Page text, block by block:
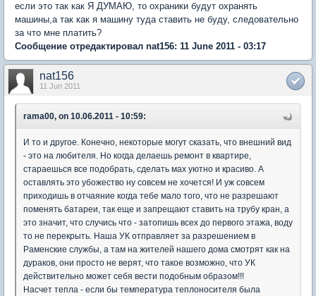
если это так как Я ДУМАЮ, то охраники будут охранять
машины,а так как я машину туда ставить не буду, следовательно
за что мне платить?
Сообщение отредактировал nat156: 11 June 2011 - 03:17
nat156
11 Jun 2011
rama00, on 10.06.2011 - 10:59:
И то и другое. Конечно, некоторые могут сказать, что внешний вид
- это на любителя. Но когда делаешь ремонт в квартире,
стараешься все подобрать, сделать мах уютно и красиво. А
оставлять это убожество ну совсем не хочется! И уж совсем
приходишь в отчаяние когда тебе мало того, что не разрешают
поменять батареи, так еще и запрещают ставить на трубу кран, а
это значит, что случись что - затопишь всех до первого этажа, воду
то не перекрыть. Наша УК отправляет за разрешением в
Раменские службы, а там на жителей нашего дома смотрят как на
дураков, они просто не верят, что такое возможно, что УК
действительно может себя вести подобным образом!!!
Насчет тепла - если бы температура теплоносителя была